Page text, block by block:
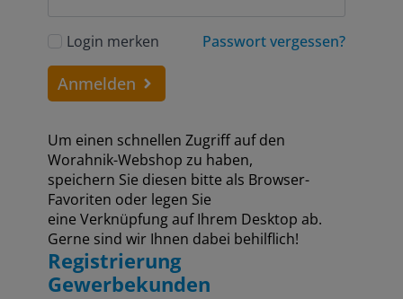
Login merken Passwort vergessen?
Anmelden
Um einen schnellen Zugriff auf den
Worahnik-Webshop zu haben,
speichern Sie diesen bitte als Browser-
Favoriten oder legen Sie
eine Verknüpfung auf Ihrem Desktop ab.
Gerne sind wir Ihnen dabei behilflich!
Registrierung
Gewerbekunden